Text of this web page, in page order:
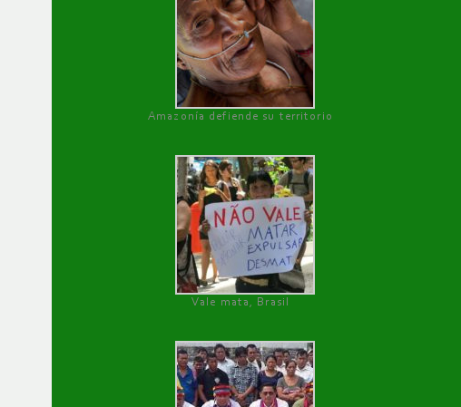
Amazonía defiende su territorio
Vale mata, Brasil